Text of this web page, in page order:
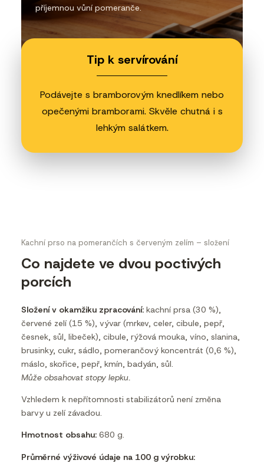
příjemnou vůní pomeranče.
Tip k servírování
Podávejte s bramborovým knedlíkem nebo
opečenými bramborami. Skvěle chutná i s
lehkým salátkem.
Kachní prso na pomerančích s červeným zelím – složení
Co najdete ve dvou poctivých
porcích
Složení v okamžiku zpracování: kachní prsa (30 %),
červené zelí (15 %), vývar (mrkev, celer, cibule, pepř,
česnek, sůl, libeček), cibule, rýžová mouka, víno, slanina,
brusinky, cukr, sádlo, pomerančový koncentrát (0,6 %),
máslo, skořice, pepř, kmín, badyán, sůl.
Může obsahovat stopy lepku.
Vzhledem k nepřítomnosti stabilizátorů není změna
barvy u zelí závadou.
Hmotnost obsahu: 680 g.
Průměrné výživové údaje na 100 g výrobku: